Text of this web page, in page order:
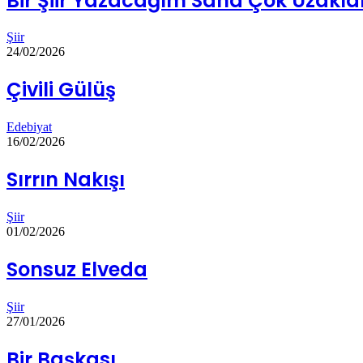
Şiir
24/02/2026
Çivili Gülüş
Edebiyat
16/02/2026
Sırrın Nakışı
Şiir
01/02/2026
Sonsuz Elveda
Şiir
27/01/2026